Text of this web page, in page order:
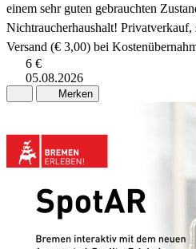
einem sehr guten gebrauchten
Nichtraucherhaushalt! Privatverkauf,
Versand (€ 3,00) bei
6 €
05.08.2026
Merken